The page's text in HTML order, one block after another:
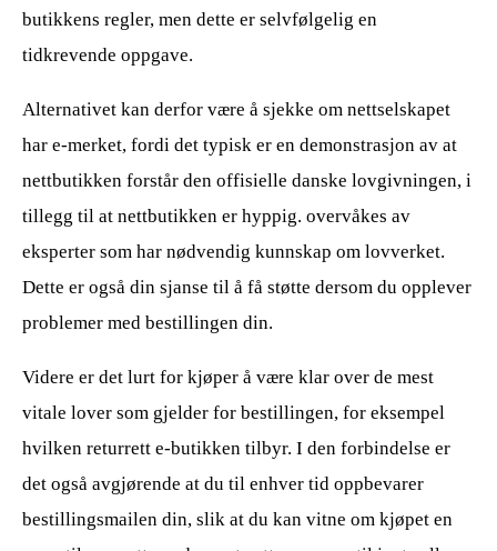
butikkens regler, men dette er selvfølgelig en
tidkrevende oppgave.
Alternativet kan derfor være å sjekke om nettselskapet
har e-merket, fordi det typisk er en demonstrasjon av at
nettbutikken forstår den offisielle danske lovgivningen, i
tillegg til at nettbutikken er hyppig. overvåkes av
eksperter som har nødvendig kunnskap om lovverket.
Dette er også din sjanse til å få støtte dersom du opplever
problemer med bestillingen din.
Videre er det lurt for kjøper å være klar over de mest
vitale lover som gjelder for bestillingen, for eksempel
hvilken returrett e-butikken tilbyr. I den forbindelse er
det også avgjørende at du til enhver tid oppbevarer
bestillingsmailen din, slik at du kan vitne om kjøpet en